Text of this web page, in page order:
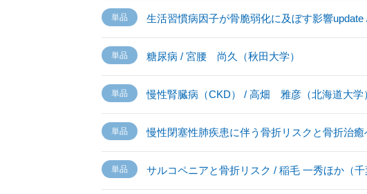
生活習慣病因子が骨脆弱化に及ぼす影響
糖尿病 / 宮腰 尚久（秋田大学）
慢性腎臓病（CKD） / 高畑 雅彦（北海道大学
慢性閉塞性肺疾患に伴う骨折リスクと骨折治
サルコペニアと骨折リスク / 稲毛 一秀ほか（千